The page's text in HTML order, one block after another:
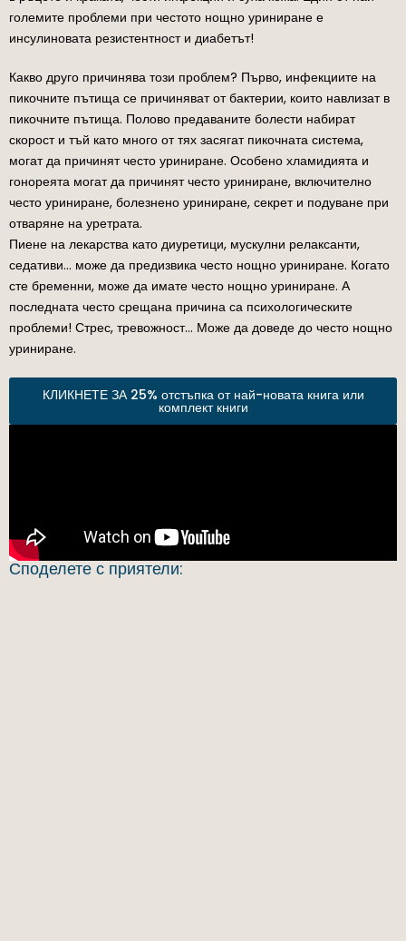
големите проблеми при честото нощно уриниране е
инсулиновата резистентност и диабетът!
Какво друго причинява този проблем? Първо, инфекциите на
пикочните пътища се причиняват от бактерии, които навлизат в
пикочните пътища. Полово предаваните болести набират
скорост и тъй като много от тях засягат пикочната система,
могат да причинят често уриниране. Особено хламидията и
гонореята могат да причинят често уриниране, включително
често уриниране, болезнено уриниране, секрет и подуване при
отваряне на уретрата.
Пиене на лекарства като диуретици, мускулни релаксанти,
седативи… може да предизвика често нощно уриниране. Когато
сте бременни, може да имате често нощно уриниране. А
последната често срещана причина са психологическите
проблеми! Стрес, тревожност… Може да доведе до често нощно
уриниране.
КЛИКНЕТЕ ЗА 25% отстъпка от най-новата книга или
комплект книги
Споделете с приятели: